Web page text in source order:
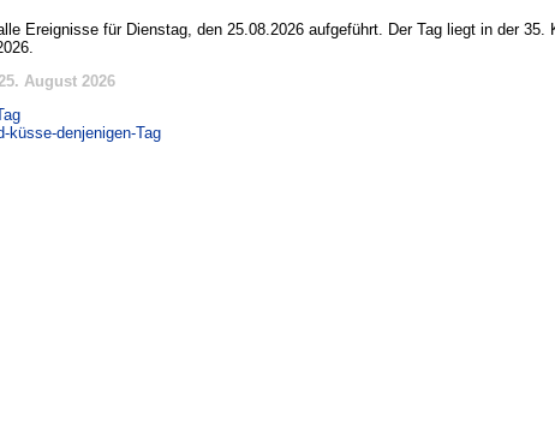
Ereignisse für Dienstag, den 25.08.2026 aufgeführt. Der Tag liegt in der 35.
August 2026
küsse-denjenigen-Tag